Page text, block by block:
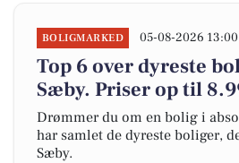
BOLIGMARKED 05-08-2026 13:00
Top 6 over dyreste
Sæby. Priser op til
Drømmer du om en bolig i
har samlet de dyreste boliger,
Sæby.